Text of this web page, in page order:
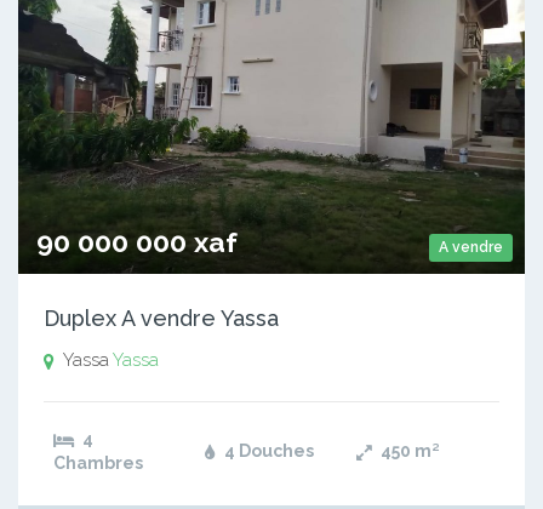
A vendre
90 000 000 xaf
Duplex A vendre Yassa
YassaYassa
4
Chambres
4 Douches 450 m²